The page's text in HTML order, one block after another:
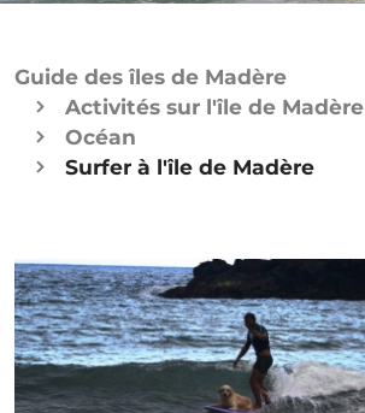
Guide des îles de Madère
Activités sur l'île de Madère
Océan
Surfer à l'île de Madère